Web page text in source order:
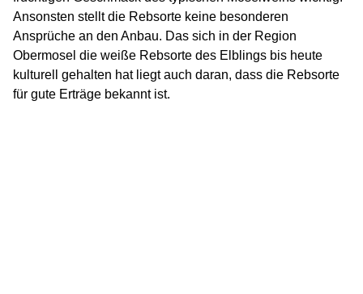
Ansonsten stellt die Rebsorte keine besonderen
Ansprüche an den Anbau. Das sich in der Region
Obermosel die weiße Rebsorte des Elblings bis heute
kulturell gehalten hat liegt auch daran, dass die Rebsorte
für gute Erträge bekannt ist.